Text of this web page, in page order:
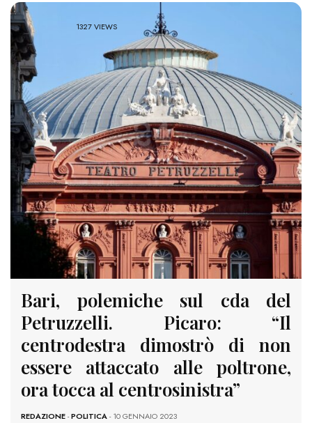
1327 VIEWS
Bari, polemiche sul cda del
Petruzzelli. Picaro: “Il
centrodestra dimostrò di non
essere attaccato alle poltrone,
ora tocca al centrosinistra”
REDAZIONE-POLITICA- 10 GENNAIO 2023